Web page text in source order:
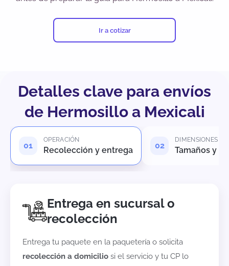
Ir a cotizar
Detalles clave para envíos
de Hermosillo a Mexicali
OPERACIÓN
Recolección y entrega
DIMENSIONES
Tamaños y
Entrega en sucursal o
recolección
Entrega tu paquete en la paquetería o solicita
recolección a domicilio si el servicio y tu CP lo